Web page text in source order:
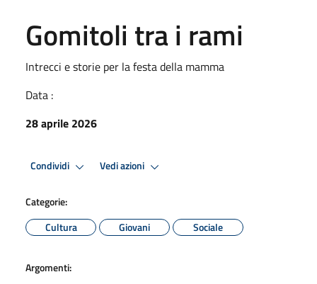
Gomitoli tra i rami
Intrecci e storie per la festa della mamma
Data :
28 aprile 2026
Condividi Vedi azioni
Categorie:
Cultura
Giovani Sociale
Argomenti: